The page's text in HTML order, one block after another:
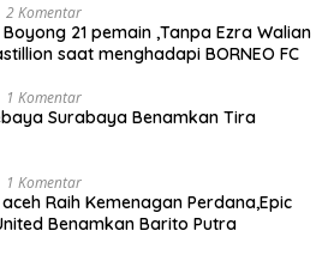
2 Komentar
21 pemain ,Tanpa Ezra Walian
saat menghadapi BORNEO FC
1 Komentar
Surabaya Benamkan Tira
1 Komentar
Raih Kemenagan Perdana,Epic
Benamkan Barito Putra